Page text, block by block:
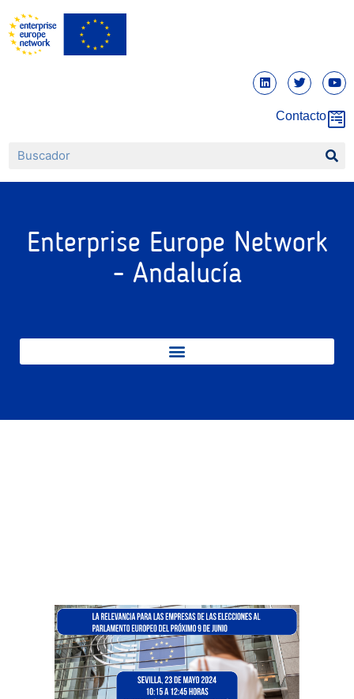
Contacto
Enterprise Europe Network
- Andalucía